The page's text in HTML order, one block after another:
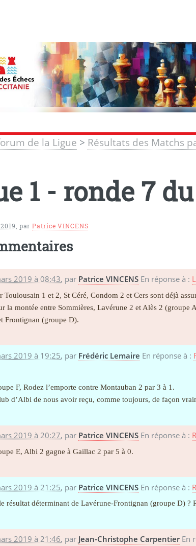
de la Ligue > Résultats des Matchs
1 - ronde 7
parPatrice VINCENS
2019 à 08:43, par Patrice VINCENS En réponse à :
Toulousain 1 et 2, St Céré, Condom 2 et Cers sont déjà
la montée entre Sommières, Lavérune 2 et Alès 2 (groupe
Frontignan (groupe D).
2019 à 19:25, par Frédéric Lemaire En réponse à :
F, Rodez l’emporte contre Montauban 2 par 3 à 1.
d’Albi de nous avoir reçu, comme toujours, de façon
2019 à 20:27, par Patrice VINCENS En réponse à :
E, Albi 2 gagne à Gaillac 2 par 5 à 0.
2019 à 21:25, par Patrice VINCENS En réponse à :
résultat déterminant de Lavérune-Frontignan (groupe D) ?
2019 à 21:46, par Jean-Christophe Carpentier En